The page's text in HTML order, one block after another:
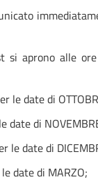
si aprono alle
le date di
date di
le date di
date di MARZO;